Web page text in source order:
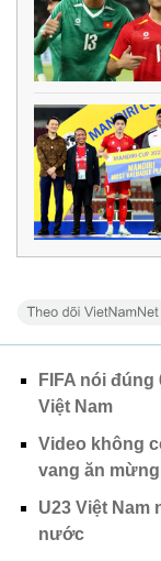
FIFA nói
Việt Nam
Video không
vang ăn
U23 Việt
nước